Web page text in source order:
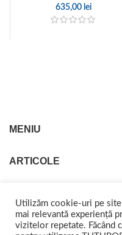
635,00 lei
MENIU
ARTICOLE
GISTEL 2022 CREATED BY
Utilizăm cookie-uri pe
mai relevantă experiență
vizitelor repetate. Făcând